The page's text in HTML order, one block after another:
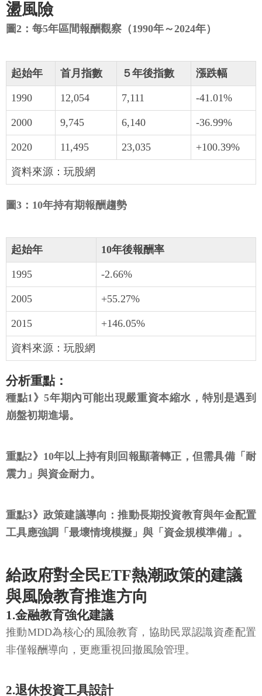
盪風險
圖2：每5年區間報酬觀察（1990年～2024年）
起始年 首月指數 ５年後指數 漲跌幅
1990 12,054 7,111 -41.01%
2000 9,745 6,140 -36.99%
2020 11,495 23,035 +100.39%
資料來源：玩股網
圖3：10年持有期報酬趨勢
起始年 10年後報酬率
1995 -2.66%
2005 +55.27%
2015 +146.05%
資料來源：玩股網
分析重點：
種點1》5年期內可能出現嚴重資本縮水，特別是遇到
崩盤初期進場。
重點2》10年以上持有則回報顯著轉正，但需具備「耐
震力」與資金耐力。
重點3》政策建議導向：推動長期投資教育與年金配置
工具應強調「最壞情境模擬」與「資金規模準備」。
給政府對全民ETF熱潮政策的建議
與風險教育推進方向
1.金融教育強化建議
推動MDD為核心的風險教育，協助民眾認識資產配置
非僅報酬導向，更應重視回撤風險管理。
2.退休投資工具設計